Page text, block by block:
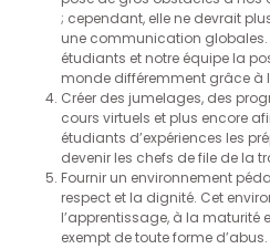
; cependant, elle ne devrait
une communication globales.
étudiants et notre équipe la
monde différemment grâce à
Créer des jumelages, des
cours virtuels et plus encore
étudiants d’expériences les
devenir les chefs de file de la
Fournir un environnement
respect et la dignité. Cet
l’apprentissage, à la maturité
exempt de toute forme d’abus.